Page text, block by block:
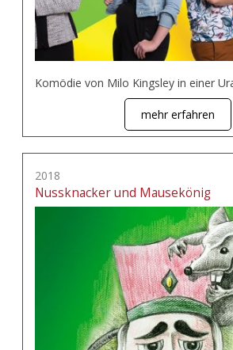
Komödie von Milo Kingsley in einer
mehr erfahren
2018
Nussknacker und Mausekönig